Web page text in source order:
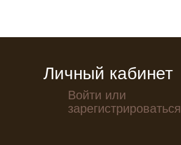
Личный кабинет
Войти или
зарегистрироваться